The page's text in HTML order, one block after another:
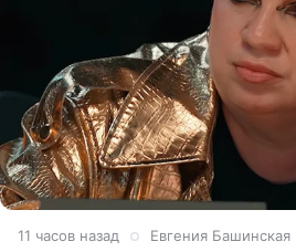
11 часов назад Евгения Башинская